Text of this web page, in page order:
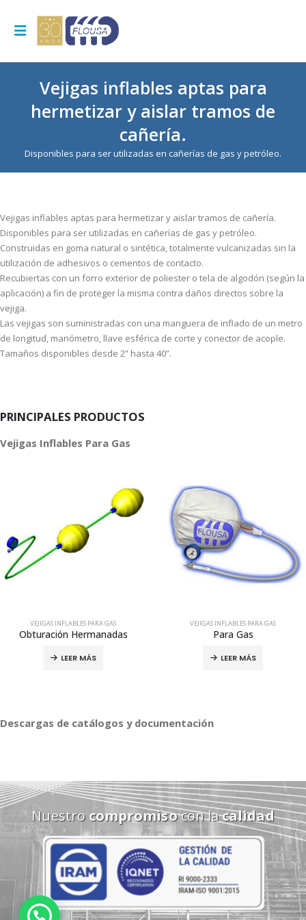
Vejigas inflables aptas para
hermetizar y aislar tramos de
cañería.
Disponibles para ser utilizadas en cañerías de gas y petróleo.
Vejigas inflables aptas para hermetizar y aislar tramos de cañería.
Disponibles para ser utilizadas en cañerías de gas y petróleo.
Construidas en goma natural o sintética, totalmente vulcanizadas sin la
utilización de adhesivos o cementos de contacto.
Recubiertas con un forro exterior de poliester o tela de algodón (según la
aplicación) a fin de proteger la misma contra daños directos sobre la
vejiga.
Las vejigas son suministradas con una manguera de inflado de un metro
de longitud, manómetro, llave esférica de corte y conector de acople.
Tamaños disponibles desde 2” hasta 40”.
PRINCIPALES PRODUCTOS
Vejigas Inflables Para Gas
VEJIGAS INFLABLES PARA GAS
Obturación Hermanadas
LEER MÁS
VEJIGAS INFLABLES PARA GAS
Para Gas
LEER MÁS
Descargas de catálogos y documentación
Nuestrocompromisocon lacalidad